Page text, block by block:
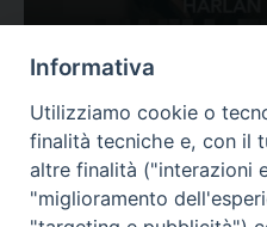
Valutazione
Complesso, Problematico
Tematica: Amore-
Informativa
Utilizziamo cookie o
finalità tecniche e, con il
altre finalità ("interazioni
"miglioramento